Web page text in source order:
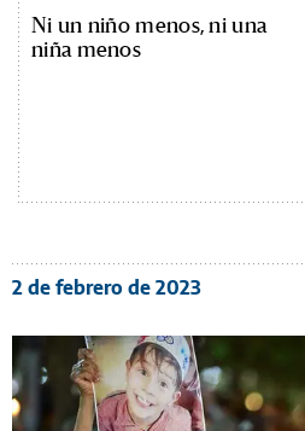
Ni un niño menos, ni una
niña menos
2 de febrero de 2023